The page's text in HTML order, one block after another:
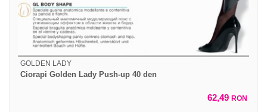
GOLDEN LADY
Ciorapi Golden Lady Push-up 40 den
62,49 RON